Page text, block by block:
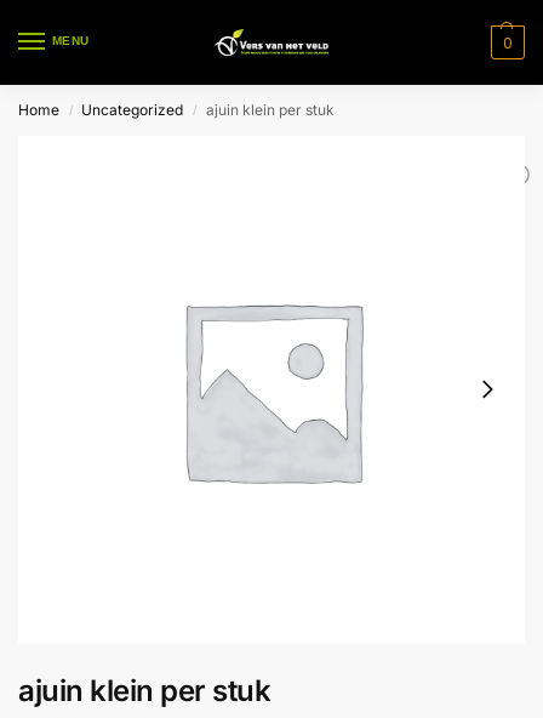
MENU 0
Home / Uncategorized / ajuin klein per stuk
ajuin klein per stuk